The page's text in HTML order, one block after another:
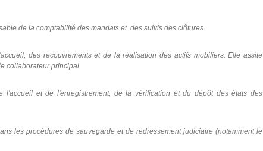
de la comptabilité des mandats et des suivis des clôtures.
des recouvrements et de la réalisation des actifs mobiliers. Elle assite
collaborateur principal
l'accueil et de l'enregistrement, de la vérification et du dépôt des états des
les procédures de sauvegarde et de redressement judiciaire (notamment le